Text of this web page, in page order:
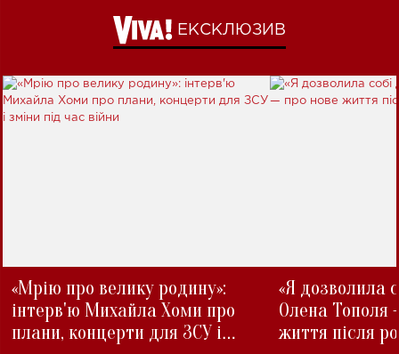
ЕКСКЛЮЗИВ
«Мрію про велику родину»:
інтерв'ю Михайла Хоми про
плани, концерти для ЗСУ і
«Я дозволила
Олена Тополя
життя після